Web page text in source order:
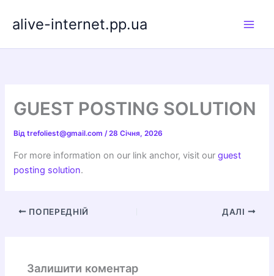
alive-internet.pp.ua
GUEST POSTING SOLUTION
Відtrefoliest@gmail.com/28 Січня, 2026
For more information on our link anchor, visit ourguest
posting solution.
ПОПЕРЕДНІЙ ДАЛІ
Залишити коментар